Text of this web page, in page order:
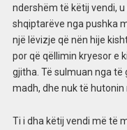
ndershëm të këtij vendi,
shqiptarëve nga pushka
një lëvizje që nën hije
por që qëllimin kryesor e
gjitha. Të sulmuan nga të
madh, dhe nuk të hutonin
Ti i dha këtij vendi më të